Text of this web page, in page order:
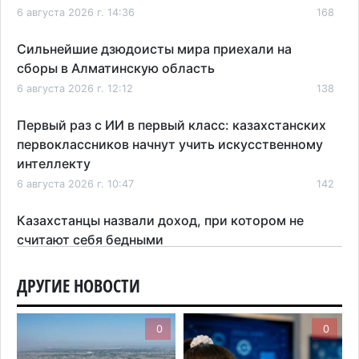
6 августа 2026 г. 14:36 168
Сильнейшие дзюдоисты мира приехали на
сборы в Алматинскую область
6 августа 2026 г. 12:12 138
Первый раз с ИИ в первый класс: казахстанских
первоклассников начнут учить искусственному
интеллекту
6 августа 2026 г. 10:47 142
Казахстанцы назвали доход, при котором не
считают себя бедными
Пожар в Аксайском ущелье под Алматы
полностью ликвидирован спустя три дня
194
ДРУГИЕ НОВОСТИ
0 0